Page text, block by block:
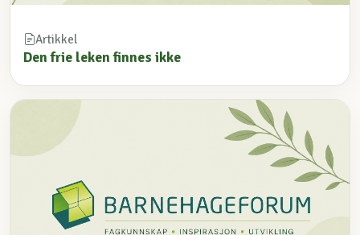
Artikkel
Den frie leken finnes ikke